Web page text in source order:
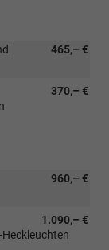
465,– €
370,– €
960,– €
1.090,– €
Heckleuchten